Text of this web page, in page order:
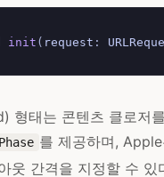
init ( request :
형태는 콘텐츠 클로저
를 제공하며,
웃 간격을 지정할 수 있